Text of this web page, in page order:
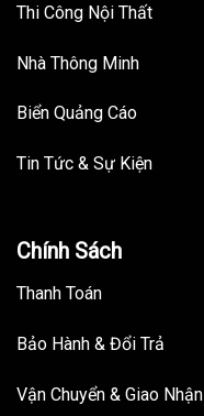
Thi Công Nội Thất
Nhà Thông Minh
Biển Quảng Cáo
Tin Tức & Sự Kiện
Chính Sách
Thanh Toán
Bảo Hành & Đổi Trả
Vận Chuyển & Giao Nhận